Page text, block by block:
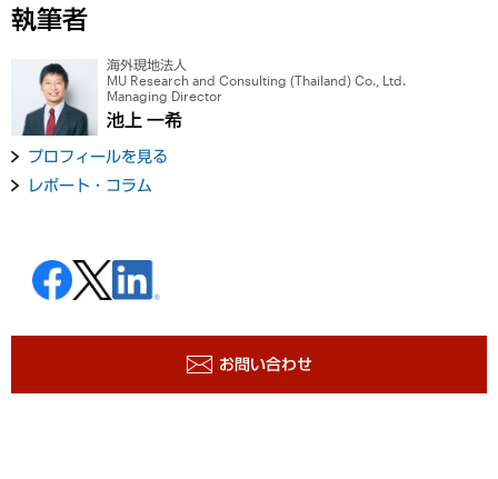
執筆者
海外現地法人
MU Research and Consulting (Thailand) Co., Ltd.
Managing Director
池上 一希
プロフィールを見る
レポート・コラム
お問い合わせ